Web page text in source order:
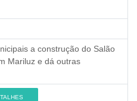
a construção do Salão
Mariluz e dá outras